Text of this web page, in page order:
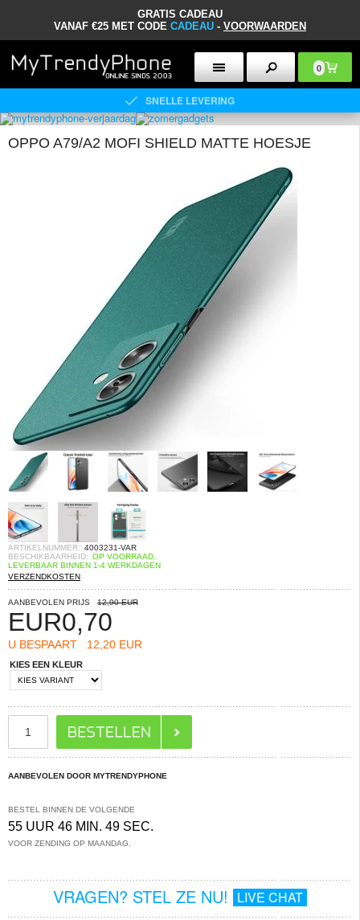
GRATIS CADEAU
VANAF €25 MET CODE CADEAU - VOORWAARDEN
0
SNELLE LEVERING
OPPO A79/A2 MOFI SHIELD MATTE HOESJE
ARTIKELNUMMER: 4003231-VAR
BESCHIKBAARHEID: OP VOORRAAD.
LEVERBAAR BINNEN 1-4 WERKDAGEN
VERZENDKOSTEN
AANBEVOLEN PRIJS 12,90 EUR
EUR0,70
U BESPAART 12,20 EUR
KIES EEN KLEUR
AANBEVOLEN DOOR MYTRENDYPHONE
BESTEL BINNEN DE VOLGENDE
55 UUR 46 MIN. 49 SEC.
VOOR ZENDING OP MAANDAG.
VRAGEN? STEL ZE NU! LIVE CHAT